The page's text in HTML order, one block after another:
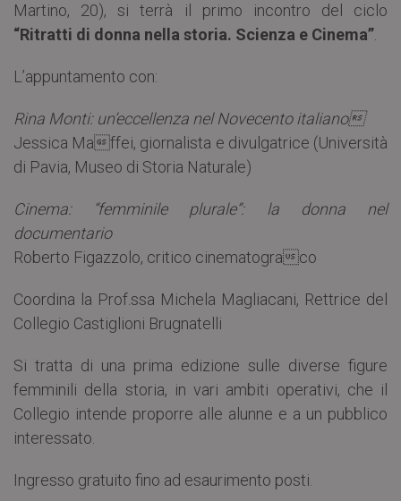
Martino, 20), si terrà il primo incontro del ciclo
“Ritratti di donna nella storia. Scienza e Cinema”.
L’appuntamento con:
Rina Monti: un’eccellenza nel Novecento italiano
Jessica Maffei, giornalista e divulgatrice (Università
di Pavia, Museo di Storia Naturale)
Cinema: “femminile plurale”: la donna nel
documentario
Roberto Figazzolo, critico cinematograco
Coordina la Prof.ssa Michela Magliacani, Rettrice del
Collegio Castiglioni Brugnatelli
Si tratta di una prima edizione sulle diverse figure
femminili della storia, in vari ambiti operativi, che il
Collegio intende proporre alle alunne e a un pubblico
interessato.
Ingresso gratuito fino ad esaurimento posti.